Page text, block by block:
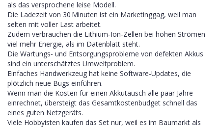
als das versprochene leise Modell.
Die Ladezeit von 30 Minuten ist ein Marketinggag, weil man
selten mit voller Last arbeitet.
Zudem verbrauchen die Lithium‑Ion‑Zellen bei hohen Strömen
viel mehr Energie, als im Datenblatt steht.
Die Wartungs‑ und Entsorgungsprobleme von defekten Akkus
sind ein unterschätztes Umweltproblem.
Einfaches Handwerkzeug hat keine Software‑Updates, die
plötzlich neue Bugs einführen.
Wenn man die Kosten für einen Akkutausch alle paar Jahre
einrechnet, übersteigt das Gesamtkostenbudget schnell das
eines guten Netzgeräts.
Viele Hobbyisten kaufen das Set nur, weil es im Baumarkt als